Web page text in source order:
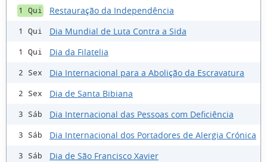
1 Qui Restauração da Independência
1 Qui Dia Mundial de Luta Contra a Sida
1 Qui Dia da Filatelia
2 Sex Dia Internacional para a Abolição da Escravatura
2 Sex Dia de Santa Bibiana
3 Sáb Dia Internacional das Pessoas com Deficiência
3 Sáb Dia Internacional dos Portadores de Alergia Crónica
3 Sáb Dia de São Francisco Xavier